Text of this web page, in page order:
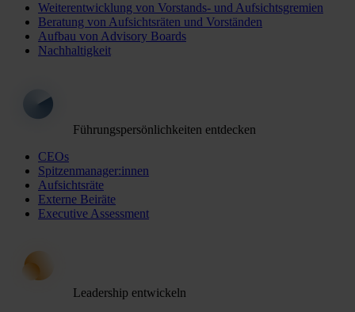
Weiterentwicklung von Vorstands- und Aufsichtsgremien
Beratung von Aufsichtsräten und Vorständen
Aufbau von Advisory Boards
Nachhaltigkeit
Führungspersönlichkeiten entdecken
CEOs
Spitzenmanager:innen
Aufsichtsräte
Externe Beiräte
Executive Assessment
Leadership entwickeln